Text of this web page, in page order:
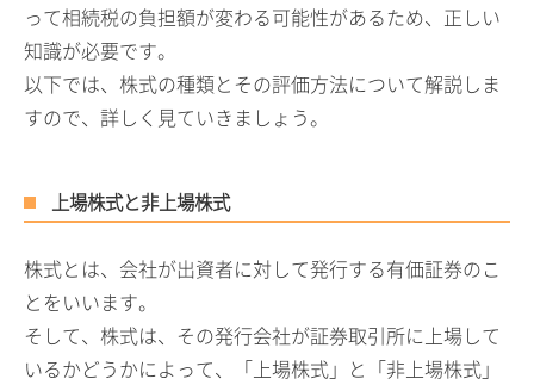
って相続税の負担額が変わる可能性があるため、正しい
知識が必要です。
以下では、株式の種類とその評価方法について解説しま
すので、詳しく見ていきましょう。
上場株式と非上場株式
株式とは、会社が出資者に対して発行する有価証券のこ
とをいいます。
そして、株式は、その発行会社が証券取引所に上場して
いるかどうかによって、「上場株式」と「非上場株式」